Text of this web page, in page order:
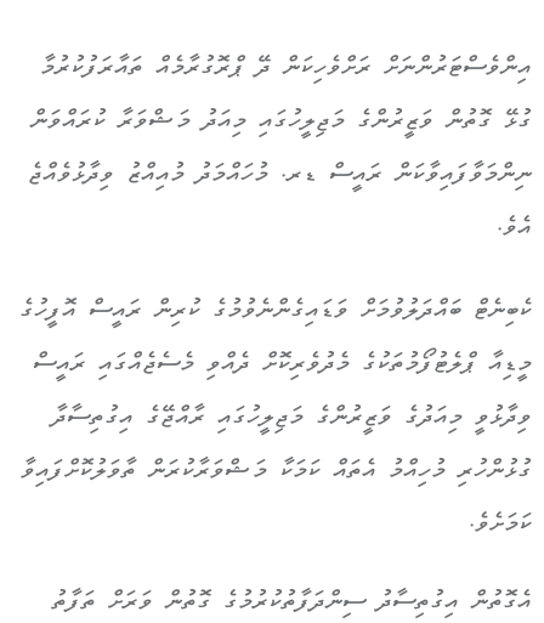
އިންވެސްޓަރުންނަށް ރަށްވެހިކަން ދޭ ޕްރޮގުރާމެއް ތައާރަފުކުރުމާ
ގުޅޭ ގޮތުން ވަޒީރުންގެ މަޖިލީހުގައި މިއަދު މަޝްވަރާ ކުރައްވަން
ނިންމަވާފައިވާކަން ރައީސް ޑރ. މުހައްމަދު މުއިއްޒު ވިދާޅުވެއްޖެ
އެވެ.
ކެބިނެޓް ބައްދަލުވުމަށް ވަޑައިގެންނެވުމުގެ ކުރިން ރައީސް އޮފީހުގެ
މީޑިއާ ޕްލެޓުފޯމުތަކުގެ މެދުވެރިކޮށް ދެއްވި މެސެޖެއްގައި ރައީސް
ވިދާޅުވީ މިއަދުގެ ވަޒީރުންގެ މަޖިލީހުގައި ރާއްޖޭގެ އިގުތިސާދާ
ގުޅުންހުރި މުހިއްމު އެތައް ކަމަކާ މަޝްވަރާކުރަން ތާވަލުކޮށްފައިވާ
ކަމަށެވެ.
އެގޮތުން އިގުތިސާދު ސިންދަފާތުކުރުމުގެ ގޮތުން ވަރަށް ތަފާތު